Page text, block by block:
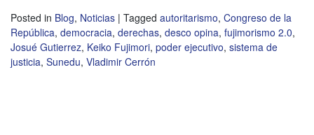
Posted in Blog, Noticias | Tagged autoritarismo, Congreso de la
República, democracia, derechas, desco opina, fujimorismo 2.0,
Josué Gutierrez, Keiko Fujimori, poder ejecutivo, sistema de
justicia, Sunedu, Vladimir Cerrón